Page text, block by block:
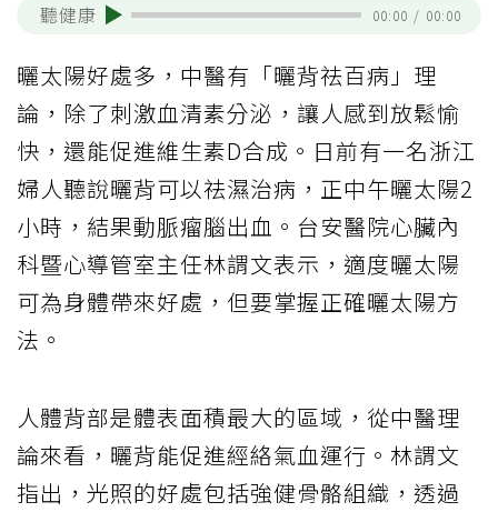
聽健康 00:00 / 00:00
曬太陽好處多，中醫有「曬背祛百病」理
論，除了刺激血清素分泌，讓人感到放鬆愉
快，還能促進維生素D合成。日前有一名浙江
婦人聽說曬背可以祛濕治病，正中午曬太陽2
小時，結果動脈瘤腦出血。台安醫院心臟內
科暨心導管室主任林謂文表示，適度曬太陽
可為身體帶來好處，但要掌握正確曬太陽方
法。
人體背部是體表面積最大的區域，從中醫理
論來看，曬背能促進經絡氣血運行。林謂文
指出，光照的好處包括強健骨骼組織，透過